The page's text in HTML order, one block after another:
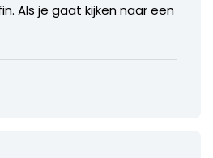
Als je gaat kijken naar een